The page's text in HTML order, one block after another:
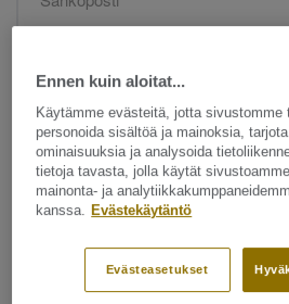
Etunimi*
Sukunimi*
Ennen kuin aloitat...
Käytämme evästeitä, jotta sivustomme
personoida sisältöä ja mainoksia,
ominaisuuksia ja analysoida
tietoja tavasta, jolla käytät
mainonta- ja
kanssa.
Evästekäytäntö
Evästeasetukset